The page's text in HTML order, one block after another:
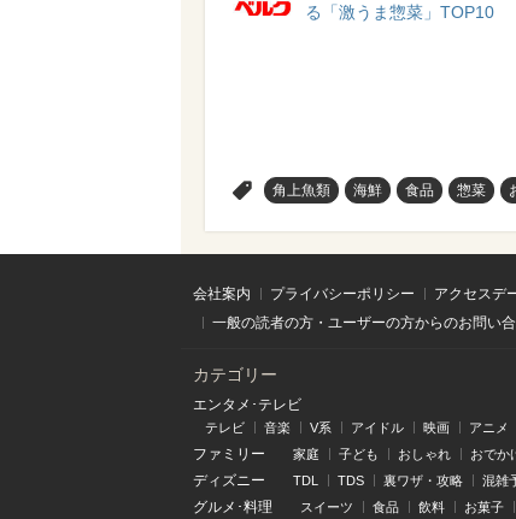
る「激うま惣菜」TOP10
角上魚類 海鮮 食品 惣菜
会社案内 プライバシーポリシー アクセスデ
一般の読者の方・ユーザーの方からのお問い
カテゴリー
エンタメ･テレビ
テレビ 音楽 V系 アイドル 映画 アニメ
ファミリー 家庭 子ども おしゃれ おでか
ディズニー TDL TDS 裏ワザ・攻略 混雑
グルメ･料理 スイーツ 食品 飲料 お菓子